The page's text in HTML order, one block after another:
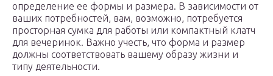
определение ее формы и размера. В зависимости от
ваших потребностей, вам, возможно, потребуется
просторная сумка для работы или компактный клатч
для вечеринок. Важно учесть, что форма и размер
должны соответствовать вашему образу жизни и
типу деятельности.